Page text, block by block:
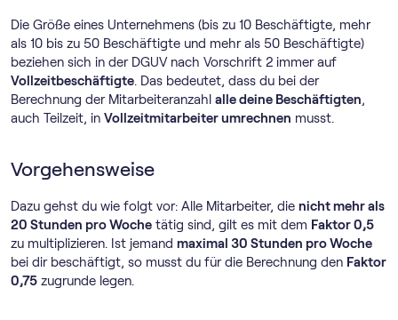
Die Größe eines Unternehmens (bis zu 10 Beschäftigte, mehr
als 10 bis zu 50 Beschäftigte und mehr als 50 Beschäftigte)
beziehen sich in der DGUV nach Vorschrift 2 immer auf
Vollzeitbeschäftigte. Das bedeutet, dass du bei der
Berechnung der Mitarbeiteranzahl alle deine Beschäftigten,
auch Teilzeit, in Vollzeitmitarbeiter umrechnen musst.
Vorgehensweise
Dazu gehst du wie folgt vor: Alle Mitarbeiter, die nicht mehr als
20 Stunden pro Woche tätig sind, gilt es mit dem Faktor 0,5
zu multiplizieren. Ist jemand maximal 30 Stunden pro Woche
bei dir beschäftigt, so musst du für die Berechnung den Faktor
0,75 zugrunde legen.